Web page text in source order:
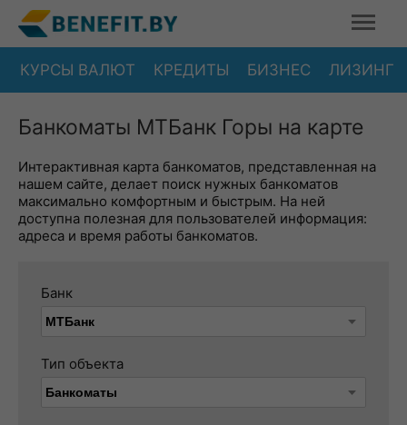
КУРСЫ ВАЛЮТ КРЕДИТЫ БИЗНЕС ЛИЗИНГ
Банкоматы МТБанк Горы на карте
Интерактивная карта банкоматов, представленная на
нашем сайте, делает поиск нужных банкоматов
максимально комфортным и быстрым. На ней
доступна полезная для пользователей информация:
адреса и время работы банкоматов.
Банк
Тип объекта